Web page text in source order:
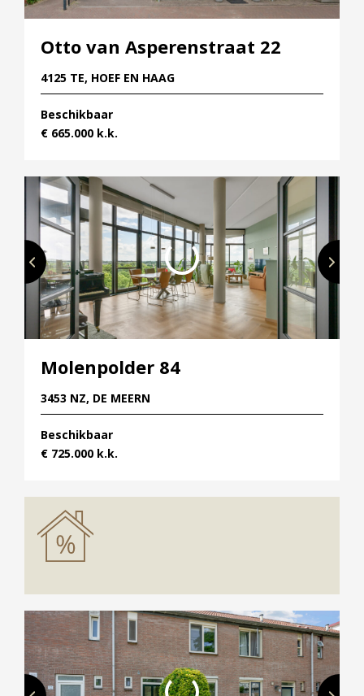
Otto van Asperenstraat 22
4125 TE, HOEF EN HAAG
Beschikbaar
€ 665.000 k.k.
Molenpolder 84
3453 NZ, DE MEERN
Beschikbaar
€ 725.000 k.k.